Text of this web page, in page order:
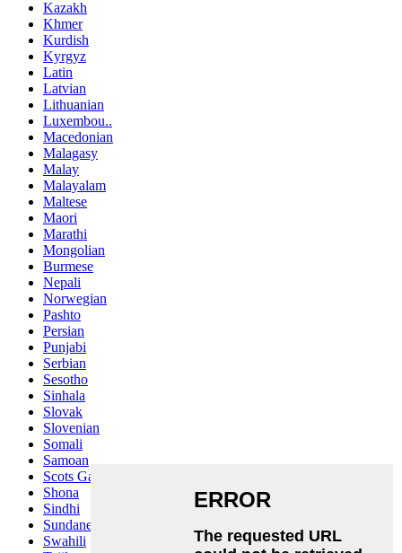
Kazakh
Khmer
Kurdish
Kyrgyz
Latin
Latvian
Lithuanian
Luxembou..
Macedonian
Malagasy
Malay
Malayalam
Maltese
Maori
Marathi
Mongolian
Burmese
Nepali
Norwegian
Pashto
Persian
Punjabi
Serbian
Sesotho
Sinhala
Slovak
Slovenian
Somali
Samoan
Scots Gaelic
Shona
Sindhi
Sundanese
Swahili